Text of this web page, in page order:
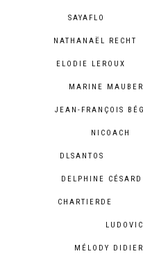
SAYAFLO
NATHANAËL RECHT
ELODIE LEROUX
MARINE
JEAN-FRANÇOIS
NICOACH
DLSANTOS
DELPHINE CÉSARD
CHARTIERDE
MÉLODY DIDIER